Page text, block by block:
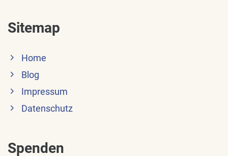
Sitemap
Home
Blog
Impressum
Datenschutz
Spenden